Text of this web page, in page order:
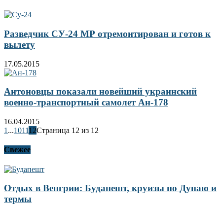
Разведчик СУ-24 МР отремонтирован и готов к
вылету
17.05.2015
Антоновцы показали новейший украинский
военно-транспортный самолет Ан-178
16.04.2015
1 ...101112Страница 12 из 12
Свежее
Отдых в Венгрии: Будапешт, круизы по Дунаю и
термы